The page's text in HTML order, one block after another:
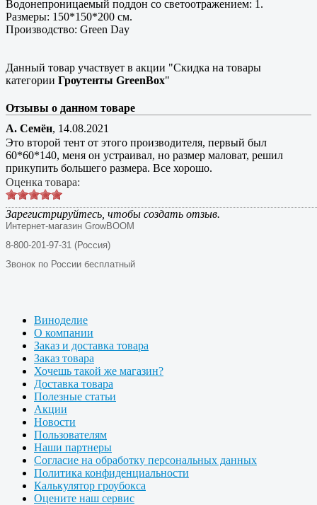
Водонепроницаемый поддон со светоотражением: 1.
Размеры: 150*150*200 см.
Производство: Green Day
Данный товар участвует в акции "Скидка на товары
категории Гроутенты GreenBox"
Отзывы о данном товаре
А. Семён, 14.08.2021
Это второй тент от этого производителя, первый был
60*60*140, меня он устраивал, но размер маловат, решил
прикупить большего размера. Все хорошо.
Оценка товара:
Зарегистрируйтесь, чтобы создать отзыв.
Интернет-магазин GrowBOOM
8-800-201-97-31 (Россия)
Звонок по России бесплатный
Виноделие
О компании
Заказ и доставка товара
Заказ товара
Хочешь такой же магазин?
Доставка товара
Полезные статьи
Акции
Новости
Пользователям
Наши партнеры
Согласие на обработку персональных данных
Политика конфиденциальности
Калькулятор гроубокса
Оцените наш сервис